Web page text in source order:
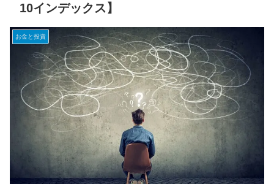
10インデックス】
お金と投資